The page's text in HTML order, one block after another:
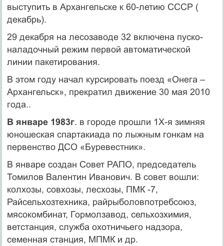
выступить в Архангельске к 60-летию СССР (
декабрь).
29 декабря на лесозаводе 32 включена пуско-
наладочный режим первой автоматической
линии пакетирования.
В этом году начал курсировать поезд «Онега –
Архангельск», прекратил движение 30 мая 2010
года..
В январе 1983г. в городе прошли 1Х-я зимняя
юношеская спартакиада по лыжным гонкам на
первенство ДСО «Буревестник».
В январе создан Совет РАПО, председатель
Томилов Валентин Иванович. В совет вошли:
колхозы, совхозы, лесхозы, ПМК -7,
Райсельхозтехника, райрыболовпотребсоюз,
мясокомбинат, Гормолзавод, сельхозхимия,
ветстанция, служба охотничьего надзора,
семенная станция, МПМК и др.